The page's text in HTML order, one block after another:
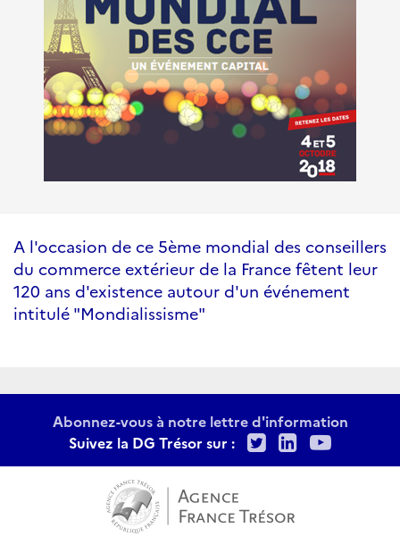
A l'occasion de ce 5ème mondial des conseillers
du commerce extérieur de la France fêtent leur
120 ans d'existence autour d'un événement
intitulé "Mondialissisme"
Abonnez-vous à notre lettre d'information
Suivez la DG Trésor sur :
TwitterLinkedIn